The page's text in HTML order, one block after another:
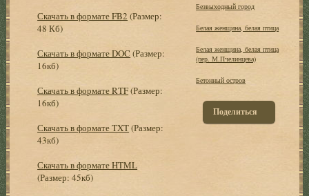
Скачать в формате FB2 (Размер:
48 Кб)
Скачать в формате DOC (Размер:
16кб)
Скачать в формате RTF(Размер:
16кб)
Скачать в формате TXT(Размер:
43кб)
Скачать в формате HTML
(Размер: 45кб)
Безвыходный город
Белая женщина, белая птица
Белая женщина, белая птица
(пер. М.Пчелинцева)
Бетонный остров
Поделиться